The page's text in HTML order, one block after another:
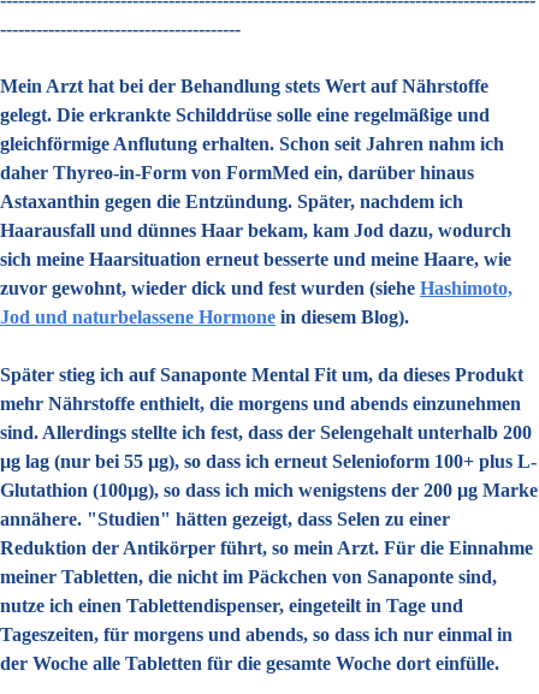
----------------------------------------
Mein Arzt hat bei der Behandlung stets Wert auf Nährstoffe
gelegt. Die erkrankte Schilddrüse solle eine regelmäßige und
gleichförmige Anflutung erhalten. Schon seit Jahren nahm ich
daher Thyreo-in-Form von FormMed ein, darüber hinaus
Astaxanthin gegen die Entzündung. Später, nachdem ich
Haarausfall und dünnes Haar bekam, kam Jod dazu, wodurch
sich meine Haarsituation erneut besserte und meine Haare, wie
zuvor gewohnt, wieder dick und fest wurden (siehe Hashimoto,
Jod und naturbelassene Hormone in diesem Blog).
Später stieg ich auf Sanaponte Mental Fit um, da dieses Produkt
mehr Nährstoffe enthielt, die morgens und abends einzunehmen
sind. Allerdings stellte ich fest, dass der Selengehalt unterhalb 200
µg lag (nur bei 55 µg), so dass ich erneut Selenioform 100+ plus L-
Glutathion (100µg), so dass ich mich wenigstens der 200 µg Marke
annähere. "Studien" hätten gezeigt, dass Selen zu einer
Reduktion der Antikörper führt, so mein Arzt. Für die Einnahme
meiner Tabletten, die nicht im Päckchen von Sanaponte sind,
nutze ich einen Tablettendispenser, eingeteilt in Tage und
Tageszeiten, für morgens und abends, so dass ich nur einmal in
der Woche alle Tabletten für die gesamte Woche dort einfülle.